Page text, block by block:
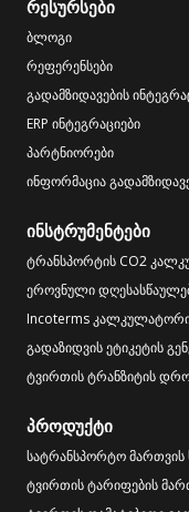
რესურსები
ბლოგი
რეფერენსები
გადამზიდავების
ERP ინტეგრაციები
პარტნიორები
ინფორმაცია
ინსტრუმენტები
ტრანსპორტის CO2
ეროვნული
Incoterms
გადაზიდვის ეტიკეტის
ტვირთის ტრანზიტის
პროდუქტი
სატრანსპორტო მართვის
ტვირთის ტარიფების